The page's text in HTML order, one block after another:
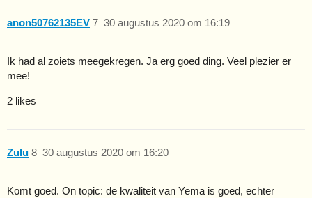
anon50762135EV 30 augustus 2020 om 16:19
7
Ik had al zoiets meegekregen. Ja erg goed ding. Veel plezier er
mee!
2 likes
Zulu 30 augustus 2020 om 16:20
8
Komt goed. On topic: de kwaliteit van Yema is goed, echter